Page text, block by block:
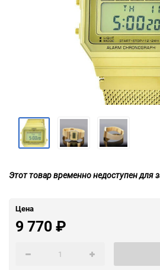
Этот товар временно недоступен для
Цена
9 770₽